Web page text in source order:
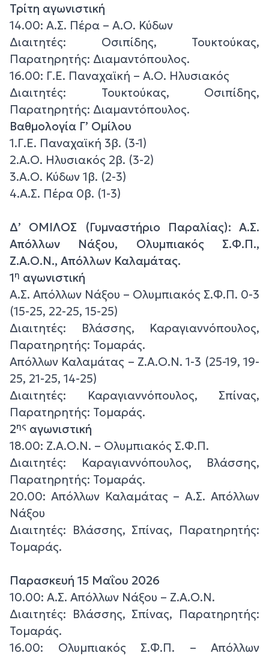
Τρίτη αγωνιστική
14.00: Α.Σ. Πέρα – Α.Ο. Κύδων
Διαιτητές: Οσιπίδης, Τουκτούκας,
Παρατηρητής: Διαμαντόπουλος.
16.00: Γ.Ε. Παναχαϊκή – Α.Ο. Ηλυσιακός
Διαιτητές: Τουκτούκας, Οσιπίδης,
Παρατηρητής: Διαμαντόπουλος.
Βαθμολογία Γ’ Ομίλου
1.Γ.Ε. Παναχαϊκή 3β. (3-1)
2.Α.Ο. Ηλυσιακός 2β. (3-2)
3.Α.Ο. Κύδων 1β. (2-3)
4.Α.Σ. Πέρα 0β. (1-3)
Δ’ ΟΜΙΛΟΣ (Γυμναστήριο Παραλίας): Α.Σ.
Απόλλων Νάξου, Ολυμπιακός Σ.Φ.Π.,
Ζ.Α.Ο.Ν., Απόλλων Καλαμάτας.
1η αγωνιστική
Α.Σ. Απόλλων Νάξου – Ολυμπιακός Σ.Φ.Π. 0-3
(15-25, 22-25, 15-25)
Διαιτητές: Βλάσσης, Καραγιαννόπουλος,
Παρατηρητής: Τομαράς.
Απόλλων Καλαμάτας – Ζ.Α.Ο.Ν. 1-3 (25-19, 19-
25, 21-25, 14-25)
Διαιτητές: Καραγιαννόπουλος, Σπίνας,
Παρατηρητής: Τομαράς.
2ης αγωνιστική
18.00: Ζ.Α.Ο.Ν. – Ολυμπιακός Σ.Φ.Π.
Διαιτητές: Καραγιαννόπουλος, Βλάσσης,
Παρατηρητής: Τομαράς.
20.00: Απόλλων Καλαμάτας – Α.Σ. Απόλλων
Νάξου
Διαιτητές: Βλάσσης, Σπίνας, Παρατηρητής:
Τομαράς.
Παρασκευή 15 Μαΐου 2026
10.00: Α.Σ. Απόλλων Νάξου – Ζ.Α.Ο.Ν.
Διαιτητές: Βλάσσης, Σπίνας, Παρατηρητής:
Τομαράς.
16.00: Ολυμπιακός Σ.Φ.Π. – Απόλλων